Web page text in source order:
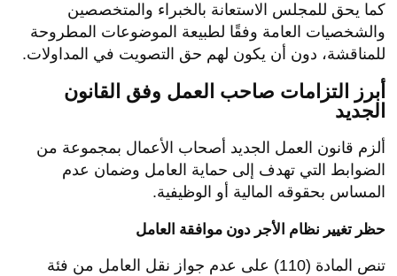
كما يحق للمجلس الاستعانة بالخبراء والمتخصصين
والشخصيات العامة وفقًا لطبيعة الموضوعات المطروحة
للمناقشة، دون أن يكون لهم حق التصويت في المداولات.
أبرز التزامات صاحب العمل وفق القانون
الجديد
ألزم قانون العمل الجديد أصحاب الأعمال بمجموعة من
الضوابط التي تهدف إلى حماية العامل وضمان عدم
المساس بحقوقه المالية أو الوظيفية.
حظر تغيير نظام الأجر دون موافقة العامل
تنص المادة (110) على عدم جواز نقل العامل من فئة